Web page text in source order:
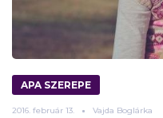
APA SZEREPE
2016. február 13. Vajda Boglárka